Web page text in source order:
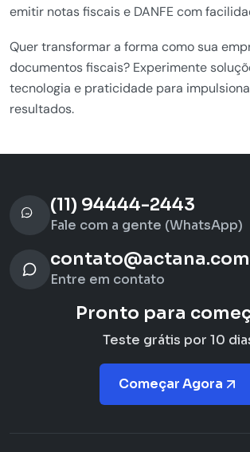
emitir notas fiscais e DANFE com
Quer transformar a forma como sua
documentos fiscais? Experimente
tecnologia e praticidade para
resultados.
(11) 94444-2443
Fale com a gente (WhatsApp)
Entre em contato
Pronto para
Teste grátis por 10
Começar Agora